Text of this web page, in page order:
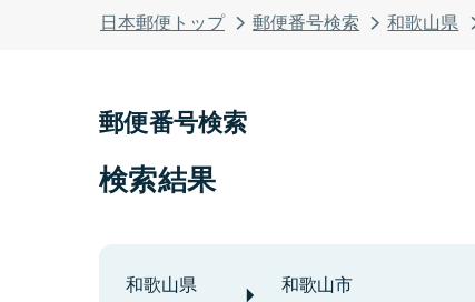
日本郵便トップ 郵便番号検索 和歌山県
郵便番号検索
検索結果
和歌山県 和歌山市